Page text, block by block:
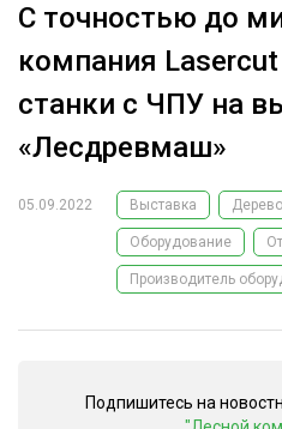
КОМПЛЕКСНАЯ ПЕРЕРАБОТКА
ЛЕСОПИЛЕНИЕ
ДЕРЕВЯННОЕ
БЕЗОПАСНОЕ ПРОИЗВОДСТВО
СОРТИРОВКА ДРЕВЕСИНЫ
С точностью до
компания
станки с ЧПУ на
«Лесдревмаш»
05.09.2022 Выставка
Оборудование
Производитель
Подпишитесь на